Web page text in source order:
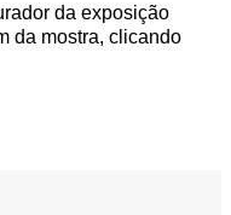
da exposição
da mostra, clicando